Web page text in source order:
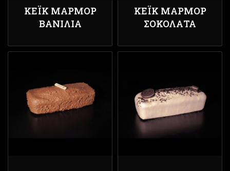
ΚΈΙΚ ΜΆΡΜΟΡ
ΒΑΝΊΛΙΑ
ΚΈΙΚ ΜΆΡΜΟΡ
ΣΟΚΟΛΆΤΑ